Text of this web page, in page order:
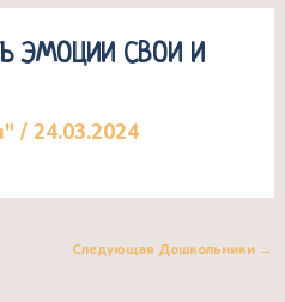
ЭМОЦИИ СВОИ И
/24.03.2024
Следующая Дошкольники →